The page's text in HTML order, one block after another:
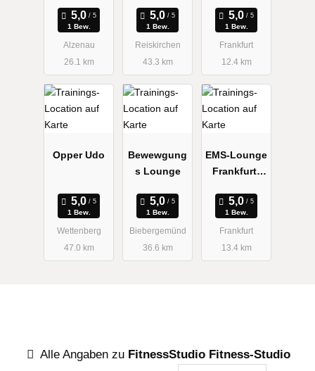
Roland
1 Bew.
Alzenau
26.1 km
1 Bew.
Reiskirchen
43.3 km
1 Bew.
Frankfurt
12.4 km
Opper Udo
1 Bew.
Wettenberg
47.0 km
Bewewgung
s Lounge
1 Bew.
Biebergemünd
36.6 km
EMS-Lounge
Frankfurt-
l
1 Bew.
Frankfurt
13.4 km
Alle Angaben zu FitnessStudio Fitness-Studio